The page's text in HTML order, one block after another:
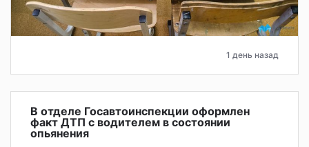
1 день назад
В отделе Госавтоинспекции оформлен
факт ДТП с водителем в состоянии
опьянения